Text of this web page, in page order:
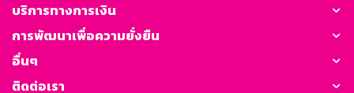
บริการทางการเงิน
การพัฒนาเพื่อความยั่งยืน
อื่นๆ
ติดต่อเรา